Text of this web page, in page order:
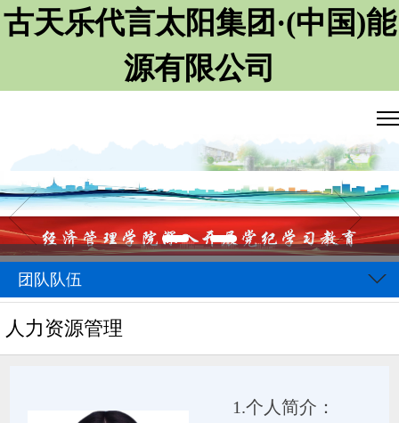
古天乐代言太阳集团·(中国)能
源有限公司
团队队伍
人力资源管理
1.个人简介：